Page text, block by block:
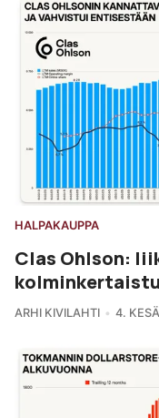
HALPAKAUPPA
Clas Ohlson:
ARHI KIVILAHTI 4.